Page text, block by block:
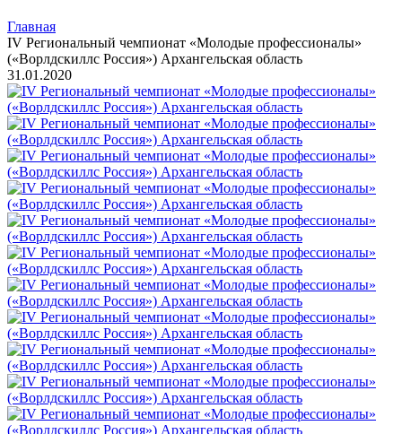
Главная
IV Региональный чемпионат «Молодые профессионалы»
(«Ворлдскиллс Россия») Архангельская область
31.01.2020